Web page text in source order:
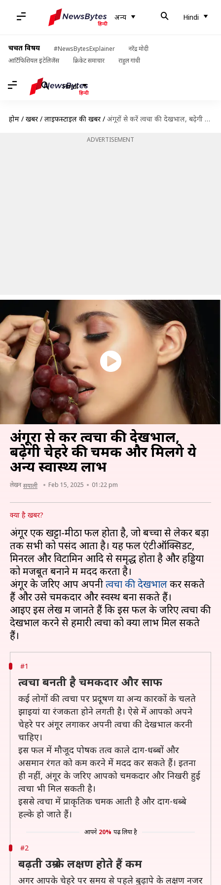
अन्य Hindi
चर्चित विषय #NewsBytesExplainer
नरेंद्र मोदी
आर्टिफिशियल इंटेलिजेंस
क्रिकेट समाचार राहुल गांधी
Hindi
होम / खबरें / लाइफस्टाइल की खबरें / अंगूरों से करें त्वचा की देखभाल, बढ़ेगी चेहरे की चमक और मिलेंगे ये अन्य स्वास्थ्य लाभ
ADVERTISEMENT
अंगूरों से करें त्वचा की देखभाल,
बढ़ेगी चेहरे की चमक और मिलेंगे ये
अन्य स्वास्थ्य लाभ
लेखन सयाली Feb 15, 2025 01:22 pm
क्या है खबर?
अंगूर एक खट्टा-मीठा फल होता है, जो बच्चों से लेकर बड़ों
तक सभी को पसंद आता है। यह फल एंटीऑक्सिडेंट,
मिनरल और विटामिन आदि से समृद्ध होता है और हड्डियों
को मजबूत बनाने में मदद करता है।
अंगूर के जरिए आप अपनीत्वचा की देखभालकर सकते
हैं और उसे चमकदार और स्वस्थ बना सकते हैं।
आइए इस लेख में जानते हैं कि इस फल के जरिए त्वचा की
देखभाल करने से हमारी त्वचा को क्या लाभ मिल सकते
#1
त्वचा बनती है चमकदार और साफ
कई लोगों की त्वचा पर प्रदूषण या अन्य कारकों के चलते
झाइयां या रंजकता होने लगती है। ऐसे में आपको अपने
चेहरे पर अंगूर लगाकर अपनी त्वचा की देखभाल करनी
चाहिए।
इस फल में मौजूद पोषक तत्व काले दाग-धब्बों और
असमान रंगत को कम करने में मदद कर सकते हैं। इतना
ही नहीं, अंगूर के जरिए आपको चमकदार और निखरी हुई
त्वचा भी मिल सकती है।
इससे त्वचा में प्राकृतिक चमक आती है और दाग-धब्बे
हल्के हो जाते हैं।
आपने 20% पढ़ लिया है
#2
बढ़ती उम्र के लक्षण होते हैं कम
अगर आपके चेहरे पर समय से पहले बुढ़ापे के लक्षण नजर